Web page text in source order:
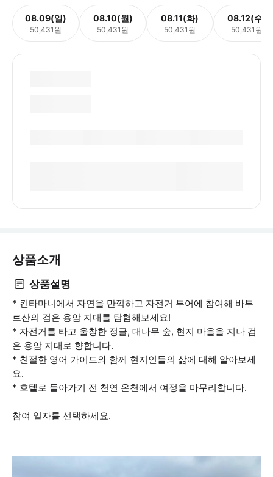
08.09(일)
50,431원
08.10(월)
50,431원
08.11(화)
50,431원
08.12(수)
50,431원
상품소개
상품설명
* 킨타마니에서 자연을 만끽하고 자전거 투어에 참여해 바투
르산의 검은 용암 지대를 탐험해보세요!
* 자전거를 타고 울창한 정글, 대나무 숲, 현지 마을을 지나 검
은 용암 지대로 향합니다.
* 친절한 영어 가이드와 함께 현지인들의 삶에 대해 알아보세
요.
* 호텔로 돌아가기 전 천연 온천에서 여정을 마무리합니다.
참여 일자를 선택하세요.